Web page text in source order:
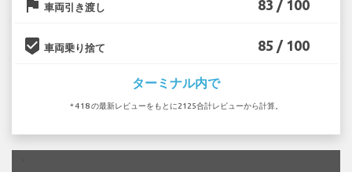
flag 車両引き渡し 83 / 100
beenhere 車両乗り捨て 85 / 100
ターミナル内で
* 418 の最新レビューをもとに2125合計レビューから計算。